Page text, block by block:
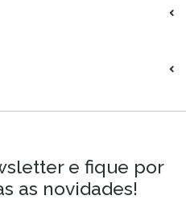
e fique por
as novidades!